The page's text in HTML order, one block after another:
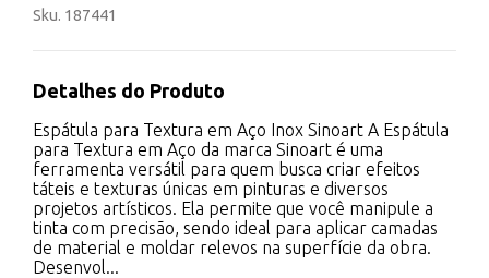
Sku. 187441
Detalhes do Produto
Espátula para Textura em Aço Inox Sinoart A Espátula
para Textura em Aço da marca Sinoart é uma
ferramenta versátil para quem busca criar efeitos
táteis e texturas únicas em pinturas e diversos
projetos artísticos. Ela permite que você manipule a
tinta com precisão, sendo ideal para aplicar camadas
de material e moldar relevos na superfície da obra.
Desenvol...